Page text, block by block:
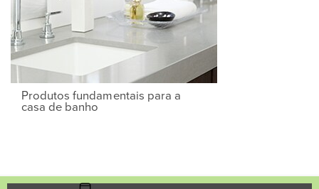
Produtos fundamentais para a
casa de banho